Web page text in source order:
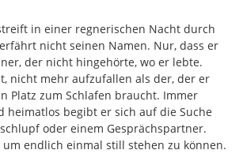
in einer regnerischen Nacht durch
nicht seinen Namen. Nur, dass er
der nicht hingehörte, wo er lebte.
nicht mehr aufzufallen als der, der er
Platz zum Schlafen braucht. Immer
heimatlos begibt er sich auf die Suche
oder einem Gesprächspartner.
endlich einmal still stehen zu können.